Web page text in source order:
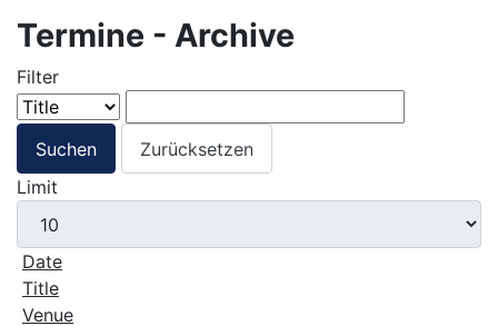
Termine - Archive
Filter
Suchen
Zurücksetzen
Limit
Date
Title
Venue